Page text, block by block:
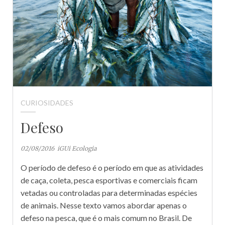
CURIOSIDADES
Defeso
02/08/2016 iGUi Ecologia
O período de defeso é o período em que as atividades
de caça, coleta, pesca esportivas e comerciais ficam
vetadas ou controladas para determinadas espécies
de animais. Nesse texto vamos abordar apenas o
defeso na pesca, que é o mais comum no Brasil. De